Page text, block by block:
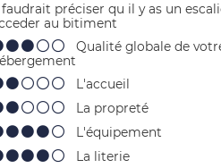
préciser qu il y as un
au bitiment
Qualité globale de
L'accueil
La propreté
L'équipement
La literie